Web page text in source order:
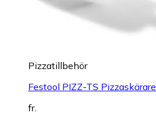
Pizzatillbehör
Festool PIZZ-TS Pizzaskärare
fr.